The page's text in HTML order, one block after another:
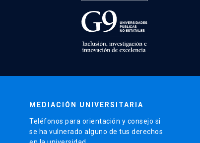
MEDIACIÓN UNIVERSITARIA
Teléfonos para orientación y consejo si
se ha vulnerado alguno de tus derechos